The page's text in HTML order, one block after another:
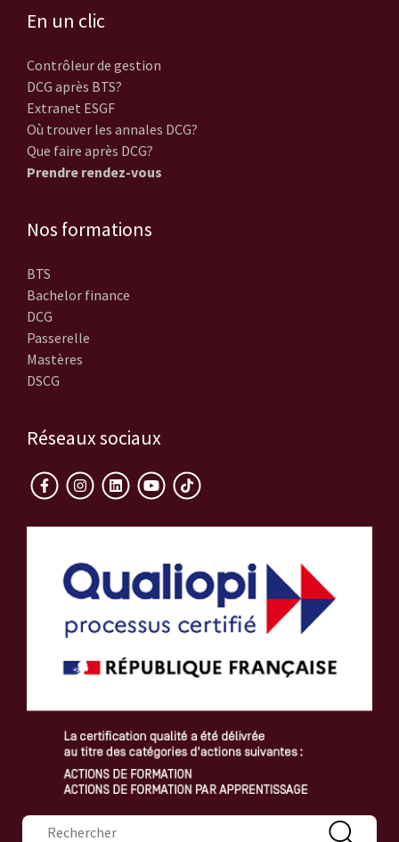
En un clic
Contrôleur de gestion
DCG après BTS?
Extranet ESGF
Où trouver les annales DCG?
Que faire après DCG?
Prendre rendez-vous
Nos formations
BTS
Bachelor finance
DCG
Passerelle
Mastères
DSCG
Réseaux sociaux